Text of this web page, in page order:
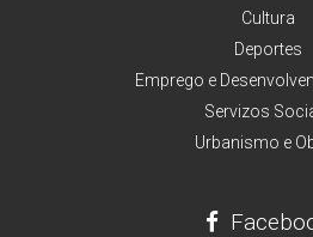
Cultura
Deportes
Emprego e
Servizos
Urbanismo e